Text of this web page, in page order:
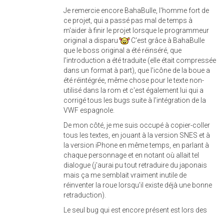
Je remercie encore BahaBulle, l'homme fort de
ce projet, qui a passé pas mal de temps à
m'aider à finir le projet lorsque le programmeur
original a disparu
C'est grâce à BahaBulle
que le boss original a été réinséré, que
l'introduction a été traduite (elle était compressée
dans un format à part), que l'icône de la boue a
été réintégrée, même chose pour le texte non-
utilisé dans la rom et c'est également lui qui a
corrigé tous les bugs suite à l'intégration de la
VWF espagnole.
De mon côté, je me suis occupé à copier-coller
tous les textes, en jouant à la version SNES et à
la version iPhone en même temps, en parlant à
chaque personnage et en notant où allait tel
dialogue (j'aurai pu tout retraduire du japonais
mais ça me semblait vraiment inutile de
réinventer la roue lorsqu'il existe déjà une bonne
retraduction).
Le seul bug qui est encore présent est lors des